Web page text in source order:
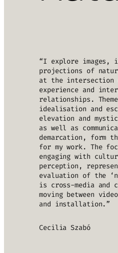
“I explore images,
projections of
at the
experience and
relationships.
idealisation and
elevation and
as well as
demarcation, form
for my work. The
engaging with
perception,
evaluation of the
is cross-media and
moving between
and installation.”
Cecilia Szabó